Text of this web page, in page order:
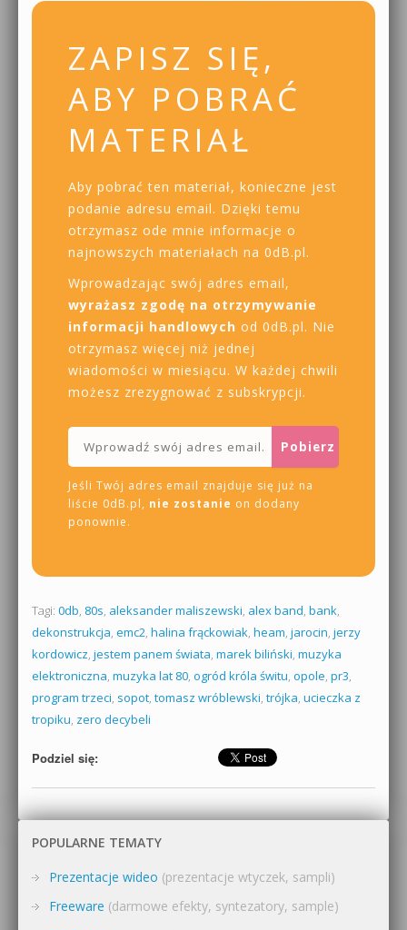
ZAPISZ SIĘ,
ABY POBRAĆ
MATERIAŁ
Aby pobrać ten materiał, konieczne jest
podanie adresu email. Dzięki temu
otrzymasz ode mnie informacje o
najnowszych materiałach na 0dB.pl.
Wprowadzając swój adres email,
wyrażasz zgodę na otrzymywanie
informacji handlowych od 0dB.pl. Nie
otrzymasz więcej niż jednej
wiadomości w miesiącu. W każdej chwili
możesz zrezygnować z subskrypcji.
Jeśli Twój adres email znajduje się już na
liście 0dB.pl, nie zostanie on dodany
ponownie.
Tagi: 0db, 80s, aleksander maliszewski, alex band, bank,
dekonstrukcja, emc2, halina frąckowiak, heam, jarocin, jerzy
kordowicz, jestem panem świata, marek biliński, muzyka
elektroniczna, muzyka lat 80, ogród króla świtu, opole, pr3,
program trzeci, sopot, tomasz wróblewski, trójka, ucieczka z
tropiku, zero decybeli
Podziel się:
POPULARNE TEMATY
Prezentacje wideo (prezentacje wtyczek, sampli)
Freeware (darmowe efekty, syntezatory, sample)